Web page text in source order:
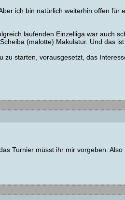
ich bin natürlich weiterhin offen
laufenden Einzelliga war auch
(malotte) Makulatur. Und das
starten, vorausgesetzt, das
Turnier müsst ihr mir vorgeben.